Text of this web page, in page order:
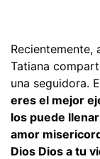
Recientemente,
Tatiana
una seguidora.
eres el mejor
los puede
amor
Dios Dios a tu